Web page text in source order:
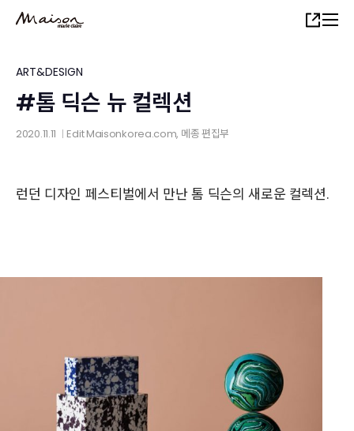
content
Share
ART&DESIGN
#톰 딕슨 뉴 컬렉션
2020.11.11 EditMaisonkorea.com, 메종 편집부
런던 디자인 페스티벌에서 만난 톰 딕슨의 새로운 컬렉션.